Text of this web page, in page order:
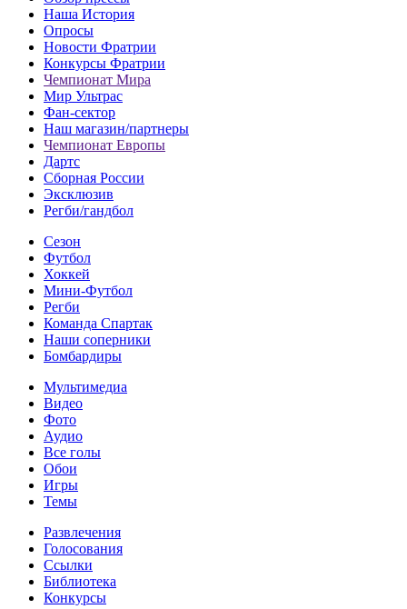
Наша История
Опросы
Новости Фратрии
Конкурсы Фратрии
Чемпионат Мира
Мир Ультрас
Фан-cектор
Наш магазин/партнеры
Чемпионат Европы
Дартс
Сборная России
Эксклюзив
Регби/гандбол
Сезон
Футбол
Хоккей
Мини-Футбол
Регби
Команда Спартак
Наши соперники
Бомбардиры
Мультимедиа
Видео
Фото
Аудио
Все голы
Обои
Игры
Темы
Развлечения
Голосования
Ссылки
Библиотека
Конкурсы